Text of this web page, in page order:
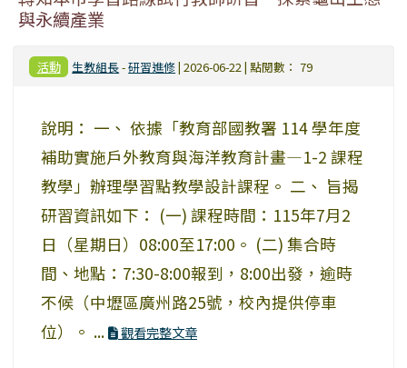
與永續產業
活動 生教組長-研習進修| 2026-06-22 | 點閱數： 79
說明： 一、 依據「教育部國教署 114 學年度
補助實施戶外教育與海洋教育計畫—1-2 課程
教學」辦理學習點教學設計課程。 二、 旨揭
研習資訊如下： (一) 課程時間：115年7月2
日（星期日）08:00至17:00。 (二) 集合時
間、地點：7:30-8:00報到，8:00出發，逾時
不候（中壢區廣州路25號，校內提供停車
位）。 ...
觀看完整文章